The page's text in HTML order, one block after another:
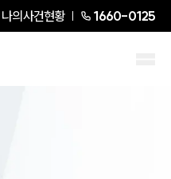
나의사건현황 1660-0125